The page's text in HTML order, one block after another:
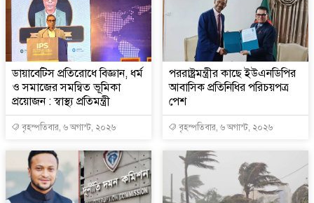
ডায়াবেটিস প্রতিরোধে বিজ্ঞান, ধর্ম
ও সমাজের সমন্বিত ভূমিকা
প্রয়োজন : স্বাস্থ্য প্রতিমন্ত্রী
বৃহস্পতিবার, ৬ অগাস্ট, ২০২৬
পররাষ্ট্রমন্ত্রীর কা‌ছে ইউএনডিপির
আবাসিক প্রতিনিধির পরিচয়পত্র
পেশ
বৃহস্পতিবার, ৬ অগাস্ট, ২০২৬